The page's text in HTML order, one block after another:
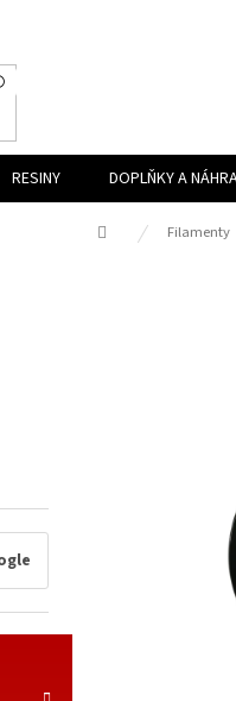
RESINY DOPLŇKY A
Domů Filamenty